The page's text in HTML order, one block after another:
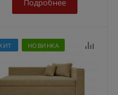
Подробнее
НОВИНКА